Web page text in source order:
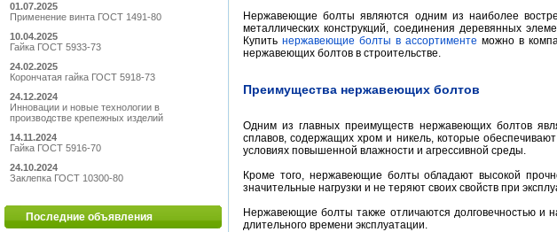
01.07.2025
Применение винта ГОСТ 1491-80
10.04.2025
Гайка ГОСТ 5933-73
24.02.2025
Корончатая гайка ГОСТ 5918-73
24.12.2024
Инновации и новые технологии в
производстве крепежных изделий
14.11.2024
Гайка ГОСТ 5916-70
24.10.2024
Заклепка ГОСТ 10300-80
Последние объявления
Нержавеющие болты являются одним из наиболее
металлических конструкций, соединения деревянных
Купитьнержавеющие болты в ассортименте можно в
нержавеющих болтов в строительстве.
Преимущества нержавеющих болтов
Одним из главных преимуществ нержавеющих болтов
сплавов, содержащих хром и никель, которые
условиях повышенной влажности и агрессивной среды.
Кроме того, нержавеющие болты обладают высокой
значительные нагрузки и не теряют своих свойств при
Нержавеющие болты также отличаются долговечностью и
длительного времени эксплуатации.